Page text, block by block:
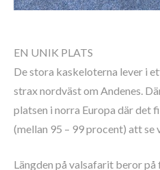
EN UNIK PLATS
De stora kaskeloterna lever i
strax nordväst om Andenes.
platsen i norra Europa där det
(mellan 95 – 99 procent) att
Längden på valsafarit beror